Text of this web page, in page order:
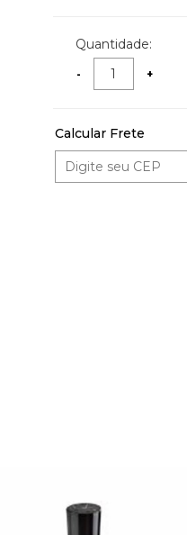
Quantidade:
Calcular Frete